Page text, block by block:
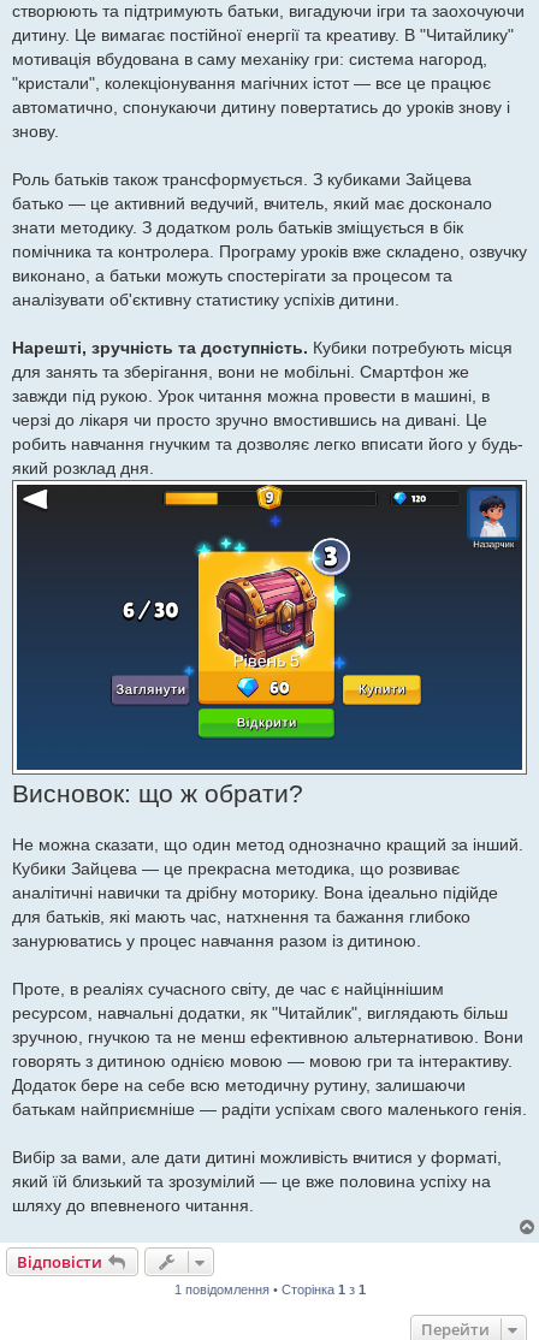
створюють та підтримують батьки, вигадуючи ігри та заохочуючи
дитину. Це вимагає постійної енергії та креативу. В "Читайлику"
мотивація вбудована в саму механіку гри: система нагород,
"кристали", колекціонування магічних істот — все це працює
автоматично, спонукаючи дитину повертатись до уроків знову і
знову.
Роль батьків також трансформується. З кубиками Зайцева
батько — це активний ведучий, вчитель, який має досконало
знати методику. З додатком роль батьків зміщується в бік
помічника та контролера. Програму уроків вже складено, озвучку
виконано, а батьки можуть спостерігати за процесом та
аналізувати об'єктивну статистику успіхів дитини.
Нарешті, зручність та доступність. Кубики потребують місця
для занять та зберігання, вони не мобільні. Смартфон же
завжди під рукою. Урок читання можна провести в машині, в
черзі до лікаря чи просто зручно вмостившись на дивані. Це
робить навчання гнучким та дозволяє легко вписати його у будь-
який розклад дня.
Висновок: що ж обрати?
Не можна сказати, що один метод однозначно кращий за інший.
Кубики Зайцева — це прекрасна методика, що розвиває
аналітичні навички та дрібну моторику. Вона ідеально підійде
для батьків, які мають час, натхнення та бажання глибоко
занурюватись у процес навчання разом із дитиною.
Проте, в реаліях сучасного світу, де час є найціннішим
ресурсом, навчальні додатки, як "Читайлик", виглядають більш
зручною, гнучкою та не менш ефективною альтернативою. Вони
говорять з дитиною однією мовою — мовою гри та інтерактиву.
Додаток бере на себе всю методичну рутину, залишаючи
батькам найприємніше — радіти успіхам свого маленького генія.
Вибір за вами, але дати дитині можливість вчитися у форматі,
який їй близький та зрозумілий — це вже половина успіху на
шляху до впевненого читання.
Відповісти
1 повідомлення • Сторінка 1 з 1
Перейти